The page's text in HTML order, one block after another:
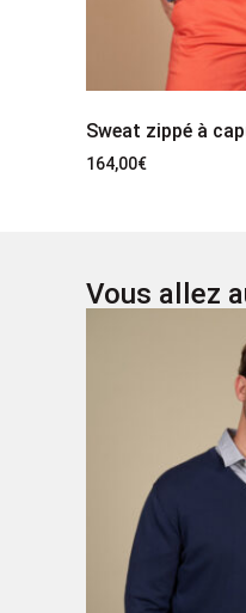
Sweat zippé à
164,00€
Vous allez